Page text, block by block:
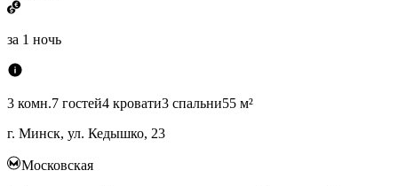
за 1 ночь
3 комн.7 гостей4 кровати3 спальни55 м²
г. Минск, ул. Кедышко, 23
Московская